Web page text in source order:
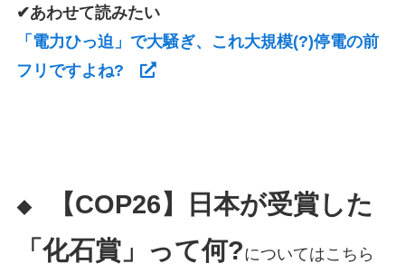
✔あわせて読みたい
「電力ひっ迫」で大騒ぎ、これ大規模(?)停電の前
フリですよね?
◆
【COP26】日本が受賞した
「化石賞」って何?についてはこちら